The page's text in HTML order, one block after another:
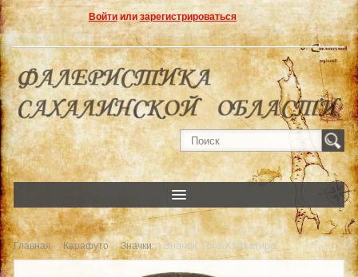
Войтиили зарегистрироваться
Главная » Карафуто»Значки» Значок Того Хэйхатиро